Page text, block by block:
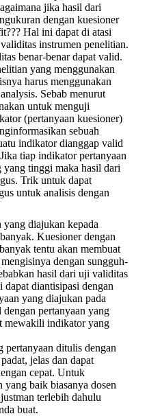
jika hasil dari
dengan kuesioner
Hal ini dapat di atasi
instrumen penelitian.
benar-benar dapat valid.
yang menggunakan
harus menggunakan
Sebab menurut
untuk menguji
(pertanyaan kuesioner)
sebuah
indikator dianggap valid
tiap indikator pertanyaan
tinggi maka hasil dari
Trik untuk dapat
untuk analisis dengan
yang diajukan kepada
Kuesioner dengan
tentu akan membuat
dengan sungguh-
hasil dari uji validitas
diantisipasi dengan
yang diajukan pada
pertanyaan yang
mewakili indikator yang
pertanyaan ditulis dengan
jelas dan dapat
cepat. Untuk
yang baik biasanya dosen
terlebih dahulu
buat.